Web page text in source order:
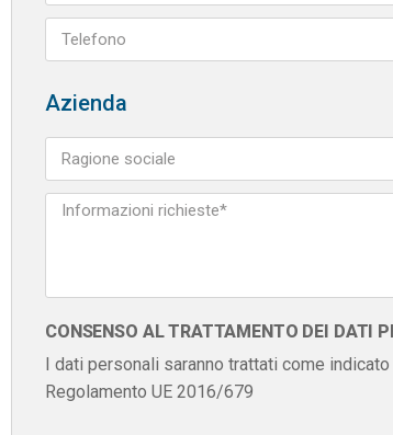
Azienda
CONSENSO AL TRATTAMENTO DEI DATI
I dati personali saranno trattati come
Regolamento UE 2016/679